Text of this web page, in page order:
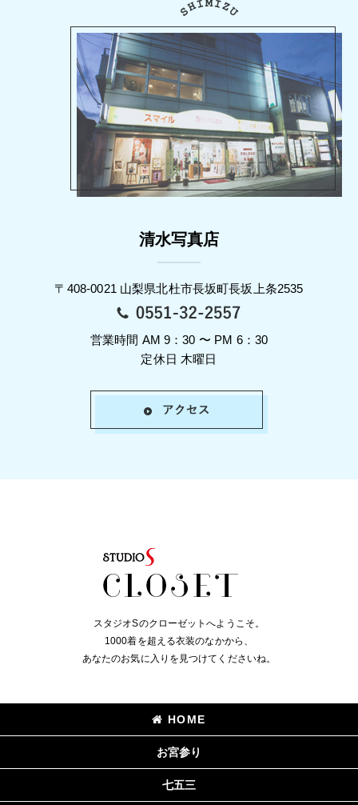
清水写真店
〒408-0021 山梨県北杜市長坂町長坂上条2535
営業時間 AM 9：30 〜 PM 6：30
定休日 木曜日
スタジオSのクローゼットへようこそ。
1000着を超える衣装のなかから、
あなたのお気に入りを見つけてくださいね。
HOME
お宮参り
七五三